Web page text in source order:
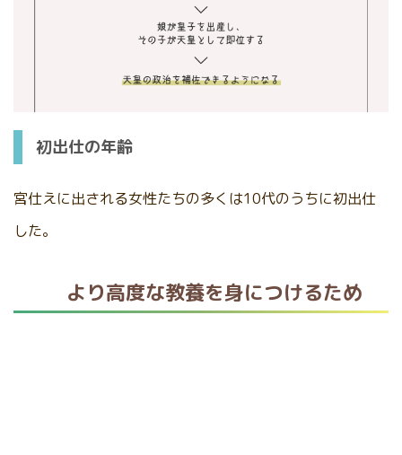
初出仕の年齢
宮仕えに出される女性たちの多くは10代のうちに初出仕
した。
より高度な教養を身につけるため